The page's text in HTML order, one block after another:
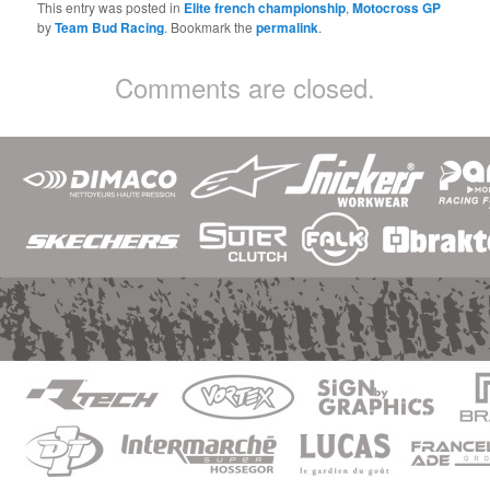
This entry was posted in Elite french championship,Motocross GP
byTeam Bud Racing. Bookmark thepermalink.
Comments are closed.